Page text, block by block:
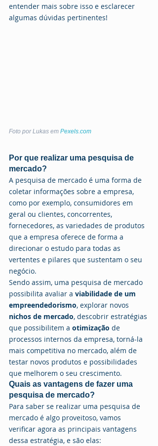
entender mais sobre isso e esclarecer
algumas dúvidas pertinentes!
Foto por Lukas em Pexels.com
Por que realizar uma pesquisa de
mercado?
A pesquisa de mercado é uma forma de
coletar informações sobre a empresa,
como por exemplo, consumidores em
geral ou clientes, concorrentes,
fornecedores, as variedades de produtos
que a empresa oferece de forma a
direcionar o estudo para todas as
vertentes e pilares que sustentam o seu
negócio.
Sendo assim, uma pesquisa de mercado
possibilita avaliar a viabilidade de um
empreendedorismo, explorar novos
nichos de mercado, descobrir estratégias
que possibilitem a otimização de
processos internos da empresa, torná-la
mais competitiva no mercado, além de
testar novos produtos e possibilidades
que melhorem o seu crescimento.
Quais as vantagens de fazer uma
pesquisa de mercado?
Para saber se realizar uma pesquisa de
mercado é algo proveitoso, vamos
verificar agora as principais vantagens
dessa estratégia, e são elas: